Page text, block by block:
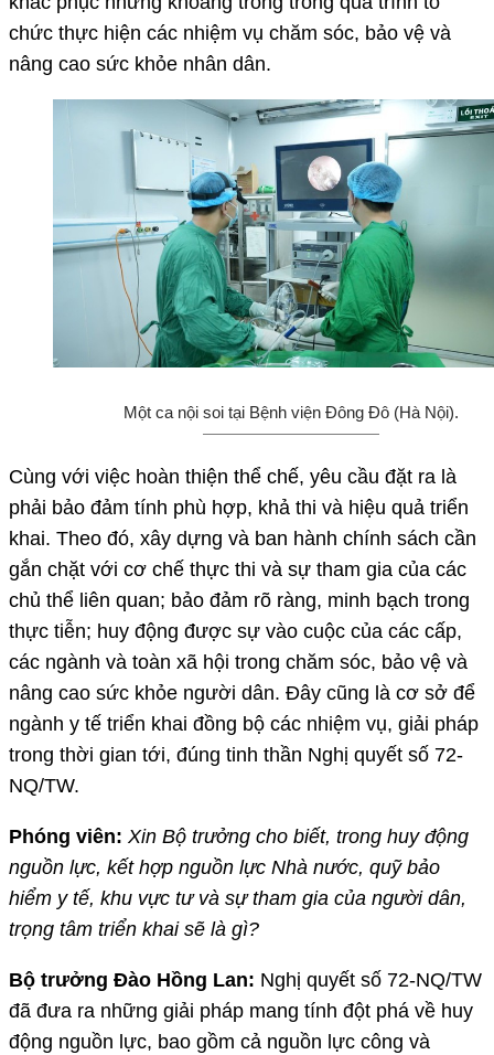
chức thực hiện các nhiệm vụ chăm sóc, bảo vệ và
nâng cao sức khỏe nhân dân.
Một ca nội soi tại Bệnh viện Đông Đô (Hà Nội).
Cùng với việc hoàn thiện thể chế, yêu cầu đặt ra là
phải bảo đảm tính phù hợp, khả thi và hiệu quả triển
khai. Theo đó, xây dựng và ban hành chính sách cần
gắn chặt với cơ chế thực thi và sự tham gia của các
chủ thể liên quan; bảo đảm rõ ràng, minh bạch trong
thực tiễn; huy động được sự vào cuộc của các cấp,
các ngành và toàn xã hội trong chăm sóc, bảo vệ và
nâng cao sức khỏe người dân. Đây cũng là cơ sở để
ngành y tế triển khai đồng bộ các nhiệm vụ, giải pháp
trong thời gian tới, đúng tinh thần Nghị quyết số 72-
NQ/TW.
Phóng viên: Xin Bộ trưởng cho biết, trong huy động
nguồn lực, kết hợp nguồn lực Nhà nước, quỹ bảo
hiểm y tế, khu vực tư và sự tham gia của người dân,
trọng tâm triển khai sẽ là gì?
Bộ trưởng Đào Hồng Lan: Nghị quyết số 72-NQ/TW
đã đưa ra những giải pháp mang tính đột phá về huy
động nguồn lực, bao gồm cả nguồn lực công và